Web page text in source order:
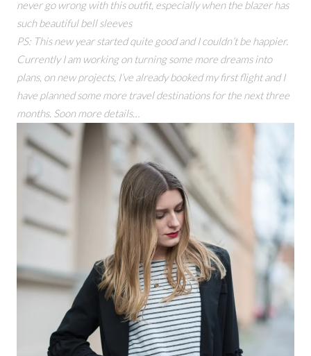
never go wrong with this outfit, especially when the blazer has
suchbeautiful bell sleeves
PS: This new year started quite good and I couldn’t be happier.
Currently I am working on turning some more dreams into
plans, on new projects, I’ve already booked my first flight and I
have planned some more travel destinations for the next three
months. Soon more details…